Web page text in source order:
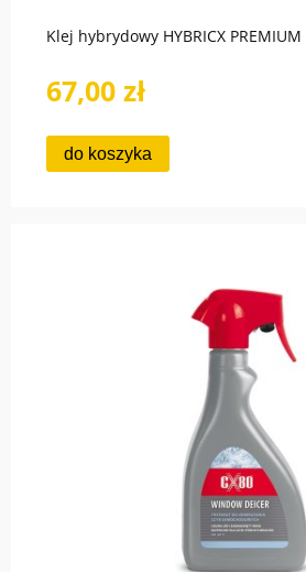
Klej hybrydowy HYBRICX PREMIUM
67,00 zł
do koszyka